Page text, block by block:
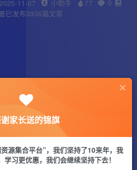
11-07 小助手 77
0
已发布3936篇文章
家长送的锦旗
源集合平台”，我们坚持了10来年，我
习更优惠，我们会继续坚持下去！